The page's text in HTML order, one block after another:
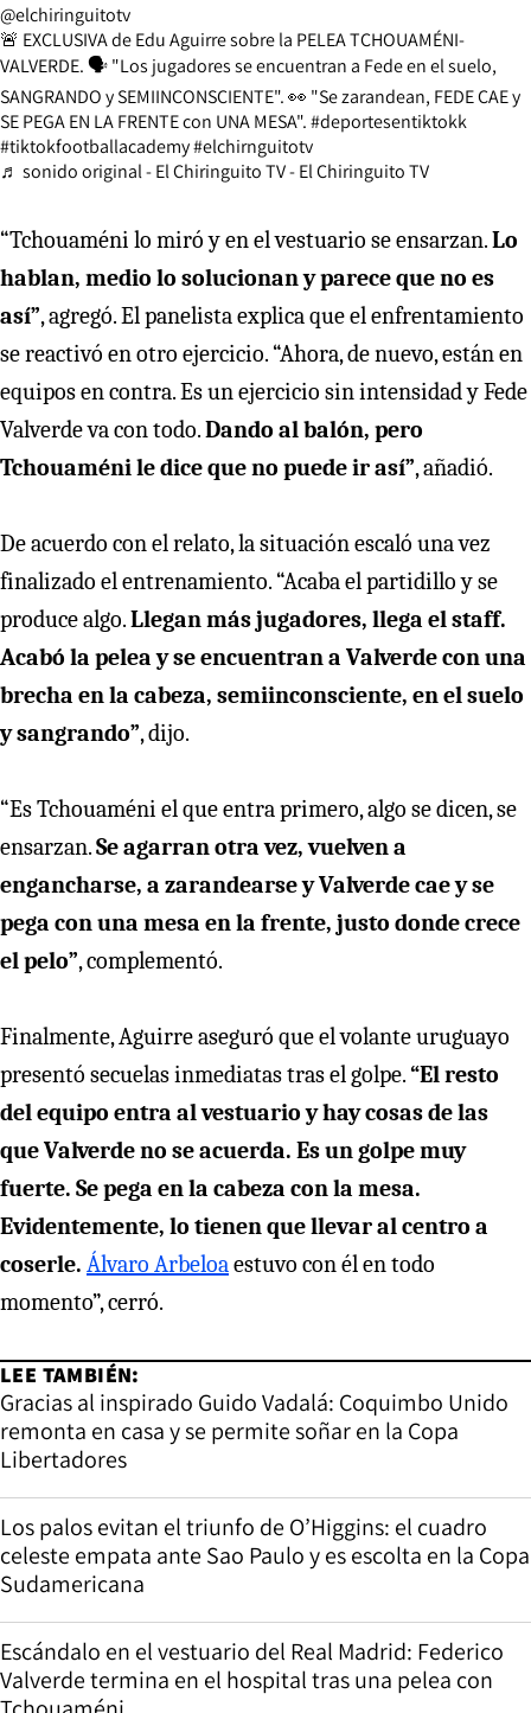
@elchiringuitotv
🚨 EXCLUSIVA de Edu Aguirre sobre la PELEA TCHOUAMÉNI-
VALVERDE. 🗣️ "Los jugadores se encuentran a Fede en el suelo,
SANGRANDO y SEMIINCONSCIENTE". 👀 "Se zarandean, FEDE CAE y
SE PEGA EN LA FRENTE con UNA MESA".#deportesentiktokk
#tiktokfootballacademy#elchirnguitotv
♬ sonido original - El Chiringuito TV - El Chiringuito TV
“Tchouaméni lo miró y en el vestuario se ensarzan.Lo
hablan, medio lo solucionan y parece que no es
así”, agregó. El panelista explica que el enfrentamiento
se reactivó en otro ejercicio. “Ahora, de nuevo, están en
equipos en contra. Es un ejercicio sin intensidad y Fede
Valverde va con todo.Dando al balón, pero
Tchouaméni le dice que no puede ir así”, añadió.
De acuerdo con el relato, la situación escaló una vez
finalizado el entrenamiento. “Acaba el partidillo y se
produce algo.Llegan más jugadores, llega el staff.
Acabó la pelea y se encuentran a Valverde con una
brecha en la cabeza, semiinconsciente, en el suelo
y sangrando”, dijo.
“Es Tchouaméni el que entra primero, algo se dicen, se
ensarzan.Se agarran otra vez, vuelven a
engancharse, a zarandearse y Valverde cae y se
pega con una mesa en la frente, justo donde crece
el pelo”, complementó.
Finalmente, Aguirre aseguró que el volante uruguayo
presentó secuelas inmediatas tras el golpe.“El resto
del equipo entra al vestuario y hay cosas de las
que Valverde no se acuerda. Es un golpe muy
fuerte. Se pega en la cabeza con la mesa.
Evidentemente, lo tienen que llevar al centro a
coserle. Álvaro Arbeloaestuvo con él en todo
momento”, cerró.
LEE TAMBIÉN:
Gracias al inspirado Guido Vadalá: Coquimbo Unido
remonta en casa y se permite soñar en la Copa
Libertadores
Los palos evitan el triunfo de O’Higgins: el cuadro
celeste empata ante Sao Paulo y es escolta en la Copa
Sudamericana
Escándalo en el vestuario del Real Madrid: Federico
Valverde termina en el hospital tras una pelea con